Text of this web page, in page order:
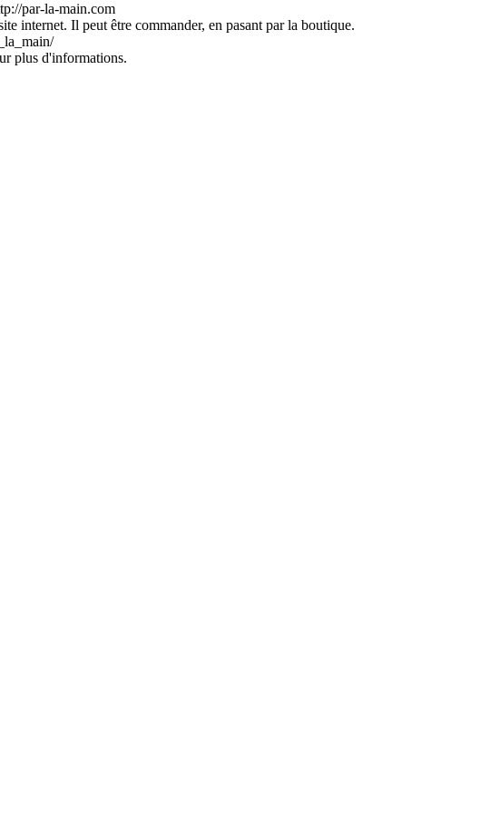
par-la-main.com
internet. Il peut être commander, en pasant par la boutique.
plus d'informations.